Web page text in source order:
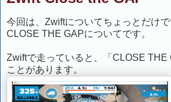
今回は、Zwiftについてちょっとだけで
CLOSE THE GAPについてです。
Zwiftで走っていると、「CLOSE THE
ことがあります。